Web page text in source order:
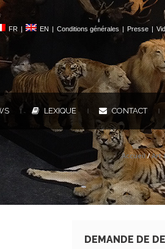
FR | EN | Conditions générales | Presse |
LEXIQUE CONTACT
Accueil/Art
DEMANDE DE